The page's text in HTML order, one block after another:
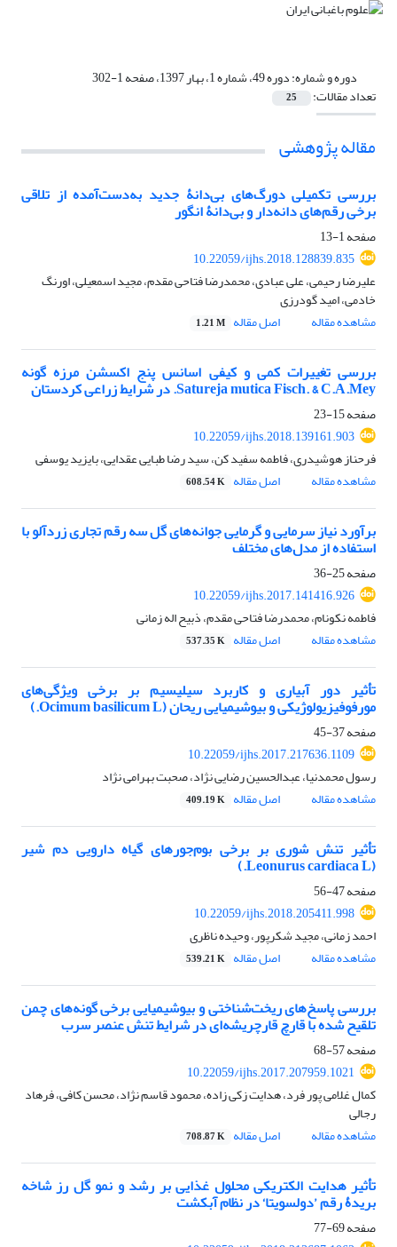
دوره و شماره:دوره 49، شماره 1، بهار 1397، صفحه 1-302
تعداد مقالات: 25
مقاله پژوهشی
بررسی تکمیلی دورگ‌های بی‌دانۀ جدید به‌دست‌آمده از تلاقی
برخی رقم‌های دانه‌دار و بی‌دانۀ انگور
صفحه1-13
10.22059/ijhs.2018.128839.835
علیرضا رحیمی، علی عبادی، محمدرضا فتاحی مقدم، مجید اسمعیلی، اورنگ
خادمی، امید گودرزی
مشاهده مقاله
اصل مقاله 1.21 M
بررسی تغییرات کمی و کیفی اسانس پنج اکسشن مرزه گونه
Satureja mutica Fisch. & C.A.Mey. در شرایط زراعی کردستان
صفحه15-23
10.22059/ijhs.2018.139161.903
فرحناز هوشیدری، فاطمه سفید کن، سید رضا طبایی عقدایی، بایزید یوسفی
مشاهده مقاله
اصل مقاله 608.54 K
برآورد نیاز سرمایی و گرمایی جوانه‌های گل سه رقم تجاری زردآلو با
استفاده از مدل‌های مختلف
صفحه25-36
10.22059/ijhs.2017.141416.926
فاطمه نکونام، محمدرضا فتاحی مقدم، ذبیح اله زمانی
مشاهده مقاله
اصل مقاله 537.35 K
تأثیر دور آبیاری و کاربرد سیلیسیم بر برخی ویژگی‌های
مورفوفیزیولوژیکی و بیوشیمیایی ریحان (Ocimum basilicum L.)
صفحه37-45
10.22059/ijhs.2017.217636.1109
رسول محمدنیا، عبدالحسین رضایی نژاد، صحبت بهرامی نژاد
مشاهده مقاله
اصل مقاله 409.19 K
تأثیر تنش شوری بر برخی بوم‌جور‌های گیاه دارویی دم شیر
(Leonurus cardiaca L.)
صفحه47-56
10.22059/ijhs.2018.205411.998
احمد زمانی، مجید شکرپور، وحیده ناظری
مشاهده مقاله
اصل مقاله 539.21 K
بررسی پاسخ‌های ریخت‌شناختی و بیوشیمیایی برخی گونه‌های چمن
تلقیح شده با قارچ قارچریشه‌ای در شرایط تنش عنصر سرب
صفحه57-68
10.22059/ijhs.2017.207959.1021
کمال غلامی پور فرد، هدایت زکی زاده، محمود قاسم نژاد، محسن کافی، فرهاد
رجالی
مشاهده مقاله
اصل مقاله 708.87 K
تأثیر هدایت‌ الکتریکی محلول غذایی بر رشد و نمو گل رز شاخه
بریدۀ رقم ’دولسویتا‘ در نظام آبکشت
صفحه69-77